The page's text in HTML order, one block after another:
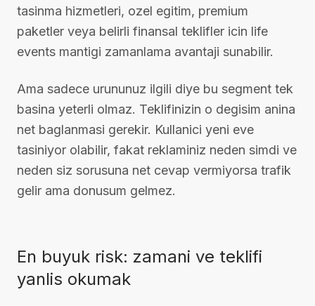
tasinma hizmetleri, ozel egitim, premium
paketler veya belirli finansal teklifler icin life
events mantigi zamanlama avantaji sunabilir.
Ama sadece urununuz ilgili diye bu segment tek
basina yeterli olmaz. Teklifinizin o degisim anina
net baglanmasi gerekir. Kullanici yeni eve
tasiniyor olabilir, fakat reklaminiz neden simdi ve
neden siz sorusuna net cevap vermiyorsa trafik
gelir ama donusum gelmez.
En buyuk risk: zamani ve teklifi
yanlis okumak